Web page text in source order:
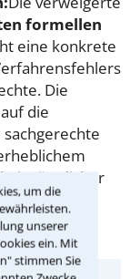
um die
unserer
ein. Mit
stimmen Sie
formellen
eine konkrete
Die
die
sämtlicher